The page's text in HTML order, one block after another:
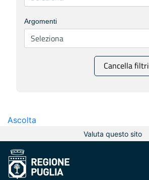
Argomenti
Cancella filtri
Ascolta
Valuta questo sito